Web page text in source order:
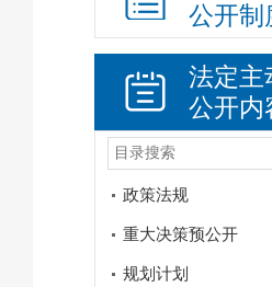
公开制
法定主
公开内
政策法规
重大决策预公开
规划计划